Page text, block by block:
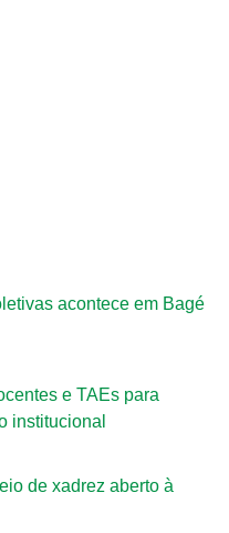
acontece em Bagé
e TAEs para
institucional
de xadrez aberto à